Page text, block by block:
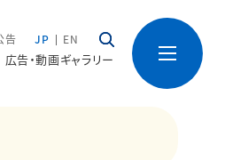
告 JP EN
広告・動画ギャラリー